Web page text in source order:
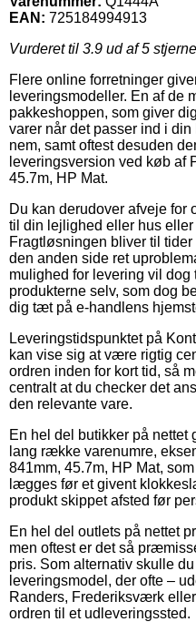
EAN: 725184994913
Vurderet til 3.9 ud af 5
Flere online forretninger
leveringsmodeller. En af de
pakkeshoppen, som giver
varer når det passer ind i
nem, samt oftest desuden
leveringsversion ved køb af
45.7m, HP Mat.
Du kan derudover afveje
til din lejlighed eller hus
Fragtløsningen bliver til
den anden side ret
mulighed for levering vil
produkterne selv, som dog
dig tæt på e-handlens
Leveringstidspunktet på
kan vise sig at være rigtig
ordren inden for kort tid, så
centralt at du checker det
den relevante vare.
En hel del butikker på nettet
lang række varenumre,
841mm, 45.7m, HP Mat,
lægges før et givent
produkt skippet afsted før
En hel del outlets på nettet
men oftest er det så
pris. Som alternativ skulle
leveringsmodel, der ofte –
Randers, Frederiksværk
ordren til et udleveringssted.